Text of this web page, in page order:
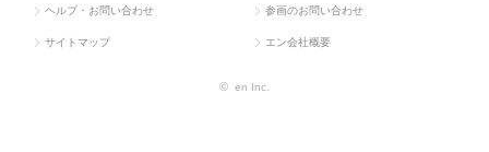
ヘルプ・お問い合わせ 参画のお問い合わせ
サイトマップ エン会社概要
© en Inc.